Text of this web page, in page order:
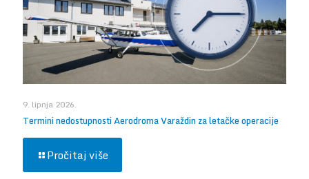
9. lipnja 2026.
Termini nedostupnosti Aerodroma Varaždin za letačke operacije
Pročitaj više